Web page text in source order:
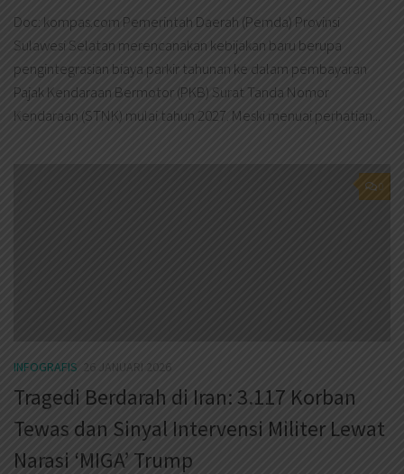
Doc: kompas.com Pemerintah Daerah (Pemda) Provinsi
Sulawesi Selatan merencanakan kebijakan baru berupa
pengintegrasian biaya parkir tahunan ke dalam pembayaran
Pajak Kendaraan Bermotor (PKB) Surat Tanda Nomor
Kendaraan (STNK) mulai tahun 2027. Meski menuai perhatian...
0
INFOGRAFIS 26 JANUARI 2026
Tragedi Berdarah di Iran: 3.117 Korban
Tewas dan Sinyal Intervensi Militer Lewat
Narasi ‘MIGA’ Trump